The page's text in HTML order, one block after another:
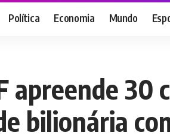
Política Economia Mundo
apreende 30
bilionária